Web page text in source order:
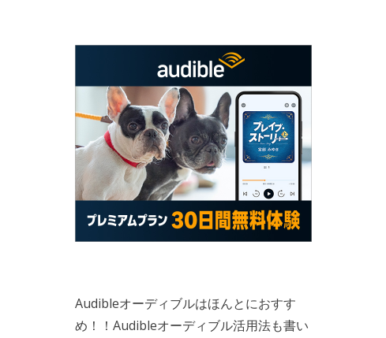
Audibleオーディブルはほんとにおすす
め！！Audibleオーディブル活用法も書い